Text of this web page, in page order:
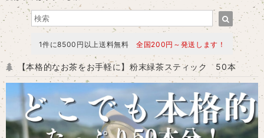
1件に8500円以上送料無料 全国200円～発送します！
【本格的なお茶をお手軽に】粉末緑茶スティック 50本